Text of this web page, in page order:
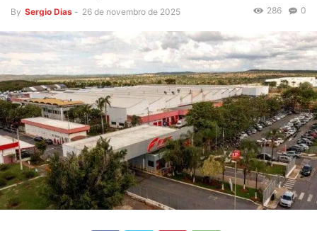
By Sergio Dias - 26 de novembro de 2025 0
286